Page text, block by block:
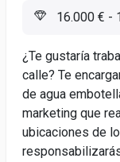
16.000 € -
¿Te gustaría
calle? Te
de agua
marketing que
ubicaciones de